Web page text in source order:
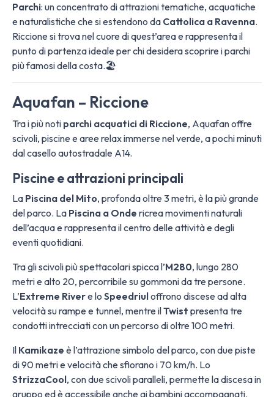
Parchi: un concentrato di attrazioni tematiche, acquatiche
e naturalistiche che si estendono da Cattolica a Ravenna.
Riccione si trova nel cuore di quest’area e rappresenta il
punto di partenza ideale per chi desidera scoprire i parchi
più famosi della costa.🏖️
Aquafan – Riccione
Tra i più noti parchi acquatici di Riccione, Aquafan offre
scivoli, piscine e aree relax immerse nel verde, a pochi minuti
dal casello autostradale A14.
Piscine e attrazioni principali
La Piscina del Mito, profonda oltre 3 metri, è la più grande
del parco. La Piscina a Onde ricrea movimenti naturali
dell’acqua e rappresenta il centro delle attività e degli
eventi quotidiani.
Tra gli scivoli più spettacolari spicca l’M280, lungo 280
metri e alto 20, percorribile su gommoni da tre persone.
L’Extreme Rivere lo Speedriuloffrono discese ad alta
velocità su rampe e tunnel, mentre ilTwist presenta tre
condotti intrecciati con un percorso di oltre 100 metri.
Il Kamikaze è l’attrazione simbolo del parco, con due piste
di 90 metri e velocità che sfiorano i 70 km/h. Lo
StrizzaCool, con due scivoli paralleli, permette la discesa in
gruppo ed è accessibile anche ai bambini accompagnati.